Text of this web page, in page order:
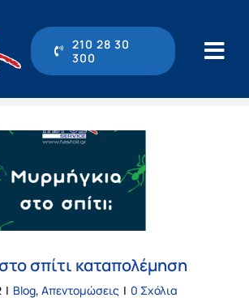
210 28 30
300
σπίτι καταπολέμηση
| Blog, Απεντομώσεις | 0 Σχόλια